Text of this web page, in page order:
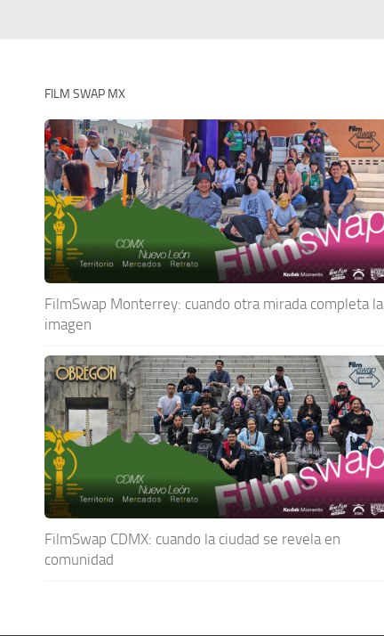
FILM SWAP MX
FilmSwap Monterrey: cuando otra mirada completa la
imagen
FilmSwap CDMX: cuando la ciudad se revela en
comunidad